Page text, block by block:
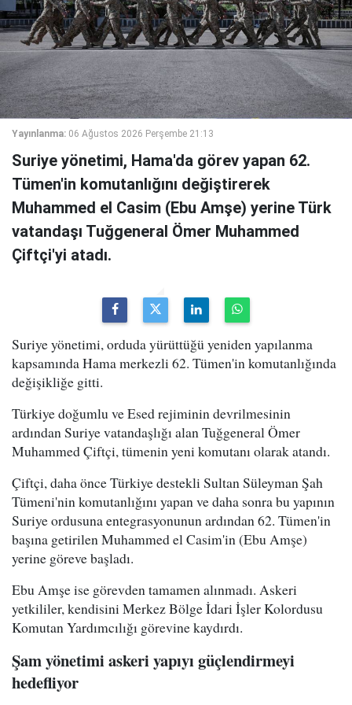
Yayınlanma: 06 Ağustos 2026 Perşembe 21:13
Suriye yönetimi, Hama'da görev yapan 62.
Tümen'in komutanlığını değiştirerek
Muhammed el Casim (Ebu Amşe) yerine Türk
vatandaşı Tuğgeneral Ömer Muhammed
Çiftçi'yi atadı.
Suriye yönetimi, orduda yürüttüğü yeniden yapılanma
kapsamında Hama merkezli 62. Tümen'in komutanlığında
değişikliğe gitti.
Türkiye doğumlu ve Esed rejiminin devrilmesinin
ardından Suriye vatandaşlığı alan Tuğgeneral Ömer
Muhammed Çiftçi, tümenin yeni komutanı olarak atandı.
Çiftçi, daha önce Türkiye destekli Sultan Süleyman Şah
Tümeni'nin komutanlığını yapan ve daha sonra bu yapının
Suriye ordusuna entegrasyonunun ardından 62. Tümen'in
başına getirilen Muhammed el Casim'in (Ebu Amşe)
yerine göreve başladı.
Ebu Amşe ise görevden tamamen alınmadı. Askeri
yetkililer, kendisini Merkez Bölge İdari İşler Kolordusu
Komutan Yardımcılığı görevine kaydırdı.
Şam yönetimi askeri yapıyı güçlendirmeyi
hedefliyor